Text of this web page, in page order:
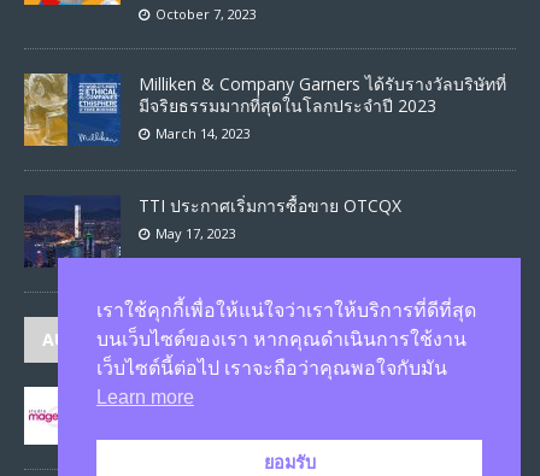
October 7, 2023
Milliken & Company Garners ได้รับรางวัลบริษัทที่
มีจริยธรรมมากที่สุดในโลกประจำปี 2023
March 14, 2023
TTI ประกาศเริ่มการซื้อขาย OTCQX
May 17, 2023
AUTHORS
JASON
เราใช้คุกกี้เพื่อให้แน่ใจว่าเราให้บริการที่ดีที่สุด
บนเว็บไซต์ของเรา หากคุณดำเนินการใช้งาน
เว็บไซต์นี้ต่อไป เราจะถือว่าคุณพอใจกับมัน
Learn more
ยอมรับ